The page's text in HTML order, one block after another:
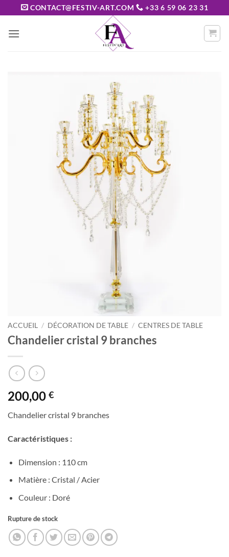
Passer
au
contenu
CONTACT@FESTIV-ART.COM +33 6 59 06 23 31
ACCUEIL / DÉCORATION DE TABLE / CENTRES DE TABLE
Chandelier cristal 9 branches
200,00 €
Chandelier cristal 9 branches
Caractéristiques :
Dimension : 110 cm
Matière : Cristal / Acier
Couleur : Doré
Rupture de stock